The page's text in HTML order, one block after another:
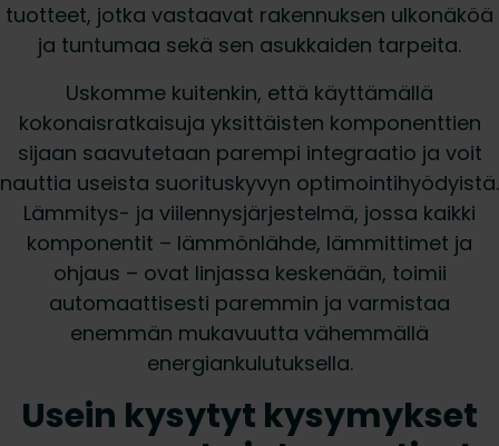
tuotteet, jotka vastaavat rakennuksen ulkonäköä
ja tuntumaa sekä sen asukkaiden tarpeita.
Uskomme kuitenkin, että käyttämällä
kokonaisratkaisuja yksittäisten komponenttien
sijaan saavutetaan parempi integraatio ja voit
nauttia useista suorituskyvyn optimointihyödyistä.
Lämmitys- ja viilennysjärjestelmä, jossa kaikki
komponentit – lämmönlähde, lämmittimet ja
ohjaus – ovat linjassa keskenään, toimii
automaattisesti paremmin ja varmistaa
enemmän mukavuutta vähemmällä
energiankulutuksella.
Usein kysytyt kysymykset